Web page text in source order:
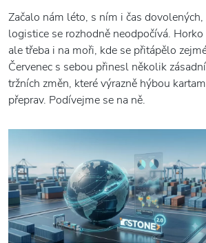
Začalo nám léto, s ním i čas
logistice se rozhodně neodpočívá.
ale třeba i na moři, kde se přitápělo
Červenec s sebou přinesl několik
tržních změn, které výrazně hýbou
přeprav. Podívejme se na ně.